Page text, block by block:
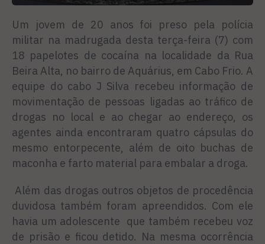
Um jovem de 20 anos foi preso pela polícia
militar na madrugada desta terça-feira (7) com
18 papelotes de cocaína na localidade da Rua
Beira Alta, no bairro de Aquárius, em Cabo Frio. A
equipe do cabo J Silva recebeu informação de
movimentação de pessoas ligadas ao tráfico de
drogas no local e ao chegar ao endereço, os
agentes ainda encontraram quatro cápsulas do
mesmo entorpecente, além de oito buchas de
maconha e farto material para embalar a droga.
Além das drogas outros objetos de procedência
duvidosa também foram apreendidos. Com ele
havia um adolescente que também recebeu voz
de prisão e ficou detido. Na mesma ocorrência